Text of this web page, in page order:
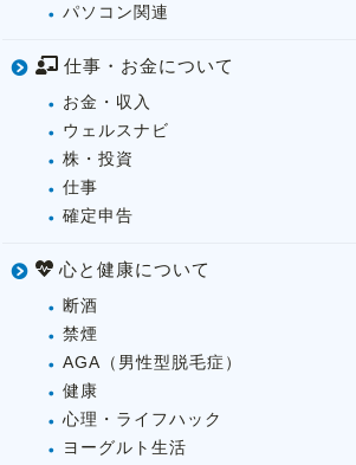
パソコン関連
仕事・お金について
お金・収入
ウェルスナビ
株・投資
仕事
確定申告
心と健康について
断酒
禁煙
AGA（男性型脱毛症）
健康
心理・ライフハック
ヨーグルト生活